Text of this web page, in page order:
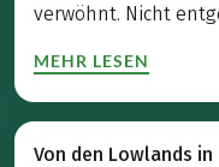
verwöhnt. Nicht
MEHR LESEN
Von den Lowlands in